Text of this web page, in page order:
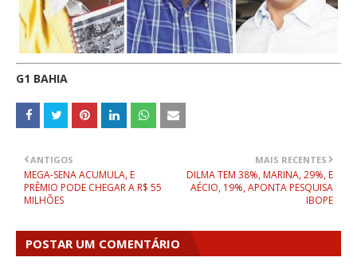
G1 BAHIA
MAIS RECENTES
DILMA TEM 38%, MARINA, 29%, E
AÉCIO, 19%, APONTA PESQUISA
IBOPE
ANTIGOS
MEGA-SENA ACUMULA, E
PRÊMIO PODE CHEGAR A R$ 55
MILHÕES
POSTAR UM COMENTÁRIO